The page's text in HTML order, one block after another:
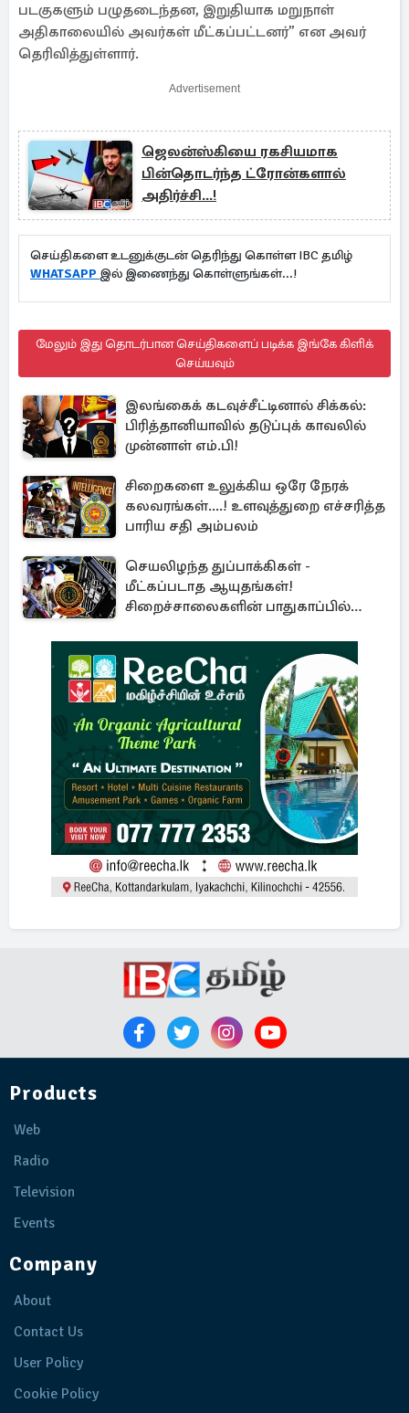
படகுகளும் பழுதடைந்தன, இறுதியாக மறுநாள்
அதிகாலையில் அவர்கள் மீட்கப்பட்டனர்” என அவர்
தெரிவித்துள்ளார்.
Advertisement
ஜெலன்ஸ்கியை ரகசியமாக
பின்தொடர்ந்த ட்ரோன்களால்
அதிர்ச்சி...!
செய்திகளை உடனுக்குடன் தெரிந்து கொள்ள IBC தமிழ்
WHATSAPP இல் இணைந்து கொள்ளுங்கள்...!
மேலும் இது தொடர்பான செய்திகளைப் படிக்க இங்கே கிளிக்
செய்யவும்
இலங்கைக் கடவுச்சீட்டினால் சிக்கல்:
பிரித்தானியாவில் தடுப்புக் காவலில்
முன்னாள் எம்.பி!
சிறைகளை உலுக்கிய ஒரே நேரக்
கலவரங்கள்....! உளவுத்துறை எச்சரித்த
பாரிய சதி அம்பலம்
செயலிழந்த துப்பாக்கிகள் -
மீட்கப்படாத ஆயுதங்கள்!
சிறைச்சாலைகளின் பாதுகாப்பில்
Products
Web
Radio
Television
Events
Company
About
Contact Us
User Policy
Cookie Policy